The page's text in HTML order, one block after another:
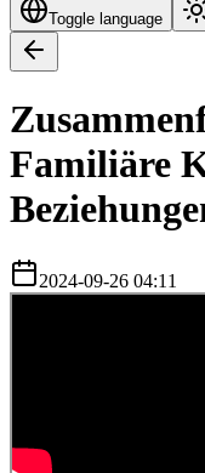
Toggle language
Familiäre
2024-09-26 04:11